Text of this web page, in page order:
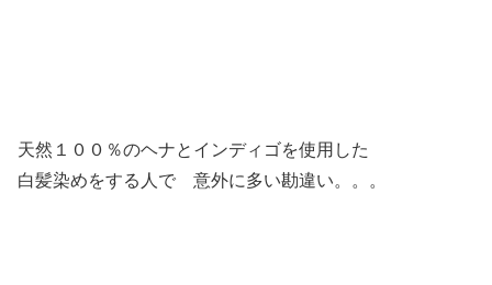
天然１００％のヘナとインディゴを使用した
白髪染めをする人で 意外に多い勘違い。。。